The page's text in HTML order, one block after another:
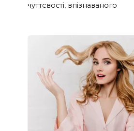
чуттєвості, впізнаваного